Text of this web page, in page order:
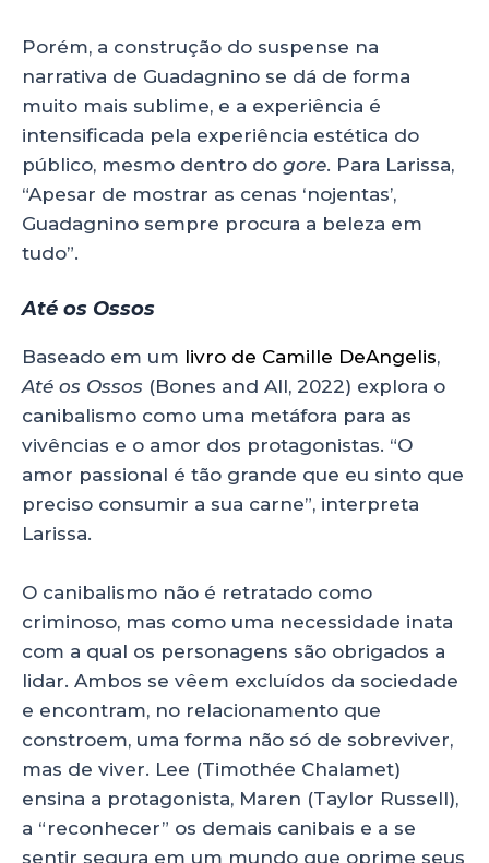
Porém, a construção do suspense na
narrativa de Guadagnino se dá de forma
muito mais sublime, e a experiência é
intensificada pela experiência estética do
público, mesmo dentro do gore. Para Larissa,
“Apesar de mostrar as cenas ‘nojentas’,
Guadagnino sempre procura a beleza em
tudo”.
Até os Ossos
Baseado em um livro de Camille DeAngelis,
Até os Ossos (Bones and All, 2022) explora o
canibalismo como uma metáfora para as
vivências e o amor dos protagonistas. “O
amor passional é tão grande que eu sinto que
preciso consumir a sua carne”, interpreta
Larissa.
O canibalismo não é retratado como
criminoso, mas como uma necessidade inata
com a qual os personagens são obrigados a
lidar. Ambos se vêem excluídos da sociedade
e encontram, no relacionamento que
constroem, uma forma não só de sobreviver,
mas de viver. Lee (Timothée Chalamet)
ensina a protagonista, Maren (Taylor Russell),
a “reconhecer” os demais canibais e a se
sentir segura em um mundo que oprime seus